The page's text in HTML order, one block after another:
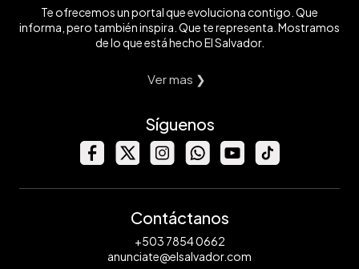
Te ofrecemos un portal que evoluciona contigo. Que
informa, pero también inspira. Que te representa. Mostramos
de lo que está hecho El Salvador.
Ver mas ❯
Síguenos
Contáctanos
+503 7854 0662
anunciate@elsalvador.com